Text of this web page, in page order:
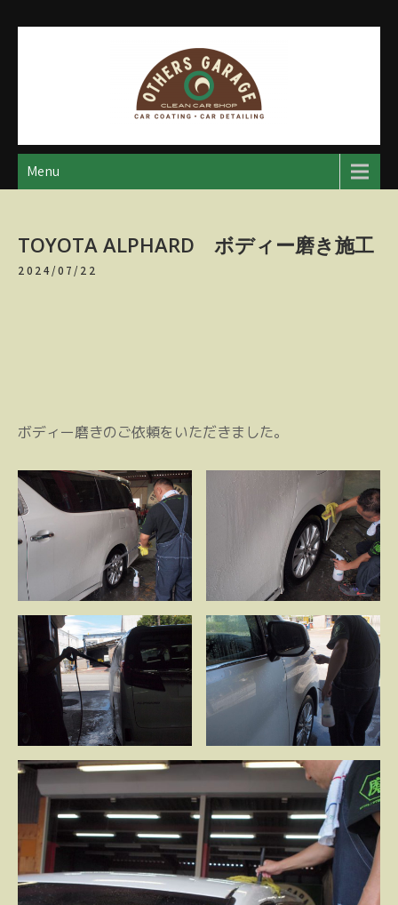
アザースガレージ
【神奈川・厚木・愛川】カーメンテナンス
Menu
TOYOTA ALPHARD ボディー磨き施工
2024/07/22
ボディー磨きのご依頼をいただきました。